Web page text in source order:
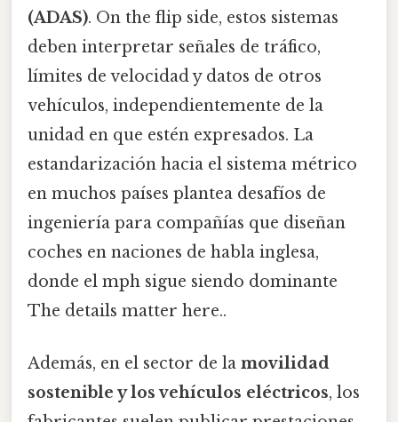
(ADAS). On the flip side, estos sistemas
deben interpretar señales de tráfico,
límites de velocidad y datos de otros
vehículos, independientemente de la
unidad en que estén expresados. La
estandarización hacia el sistema métrico
en muchos países plantea desafíos de
ingeniería para compañías que diseñan
coches en naciones de habla inglesa,
donde el mph sigue siendo dominante
The details matter here..
Además, en el sector de la movilidad
sostenible y los vehículos eléctricos, los